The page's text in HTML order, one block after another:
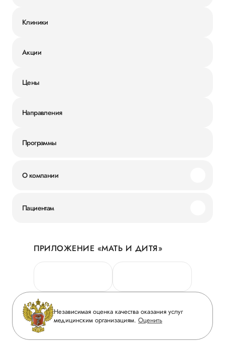
Клиники
Акции
Цены
Направления
Программы
О компании
Новости
Руководство
Сотрудничество
Инвесторам
Журнал «Мать и дитя»
Вакансии
Пациентам
Личный кабинет
Персональные данные
Горячая линия качества
Вопрос-ответ
Приложение пациента
Статьи
ПРИЛОЖЕНИЕ «МАТЬ И ДИТЯ»
Независимая оценка качества оказания услуг
медицинским организациям. Оценить